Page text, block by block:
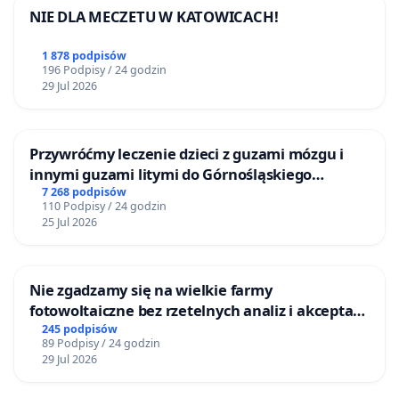
NIE DLA MECZETU W KATOWICACH!
1 878 podpisów
196 Podpisy / 24 godzin
29 Jul 2026
Przywróćmy leczenie dzieci z guzami mózgu i
innymi guzami litymi do Górnośląskiego
Centrum Zdrowia Dziecka w Katowicach
7 268 podpisów
110 Podpisy / 24 godzin
25 Jul 2026
Nie zgadzamy się na wielkie farmy
fotowoltaiczne bez rzetelnych analiz i akceptacji
mieszkańców
245 podpisów
89 Podpisy / 24 godzin
29 Jul 2026